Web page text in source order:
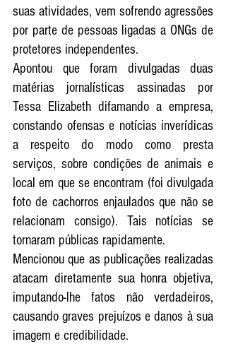
suas atividades, vem sofrendo agressões
por parte de pessoas ligadas a ONGs de
protetores independentes.
Apontou que foram divulgadas duas
matérias jornalísticas assinadas por
Tessa Elizabeth difamando a empresa,
constando ofensas e notícias inverídicas
a respeito do modo como presta
serviços, sobre condições de animais e
local em que se encontram (foi divulgada
foto de cachorros enjaulados que não se
relacionam consigo). Tais notícias se
tornaram públicas rapidamente.
Mencionou que as publicações realizadas
atacam diretamente sua honra objetiva,
imputando-lhe fatos não verdadeiros,
causando graves prejuízos e danos à sua
imagem e credibilidade.